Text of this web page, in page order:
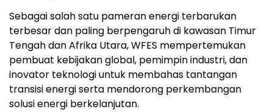
Sebagai salah satu pameran energi terbarukan
terbesar dan paling berpengaruh di kawasan Timur
Tengah dan Afrika Utara, WFES mempertemukan
pembuat kebijakan global, pemimpin industri, dan
inovator teknologi untuk membahas tantangan
transisi energi serta mendorong perkembangan
solusi energi berkelanjutan.